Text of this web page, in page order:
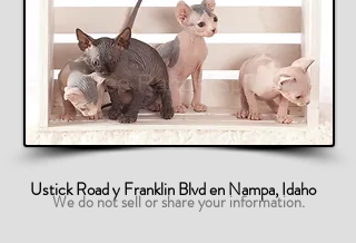
Ustick Road y Franklin Blvd en Nampa, Idaho
We do not sell or share your information.